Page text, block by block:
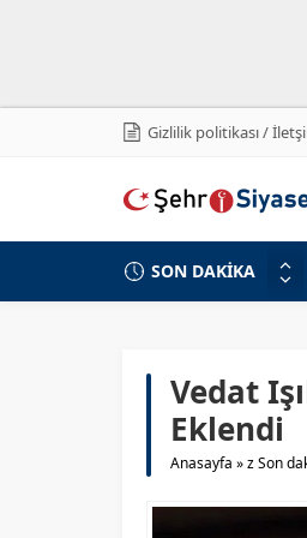
Gizlilik politikası /
SON DAKİKA
Vedat
Eklendi
Anasayfa »z Son